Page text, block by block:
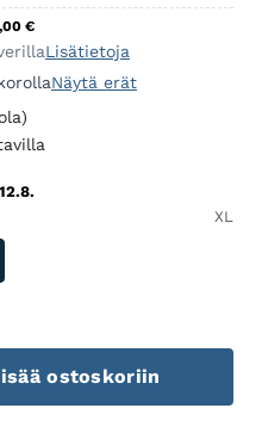
€
Lisätietoja
Näytä erät
XL
ostoskoriin